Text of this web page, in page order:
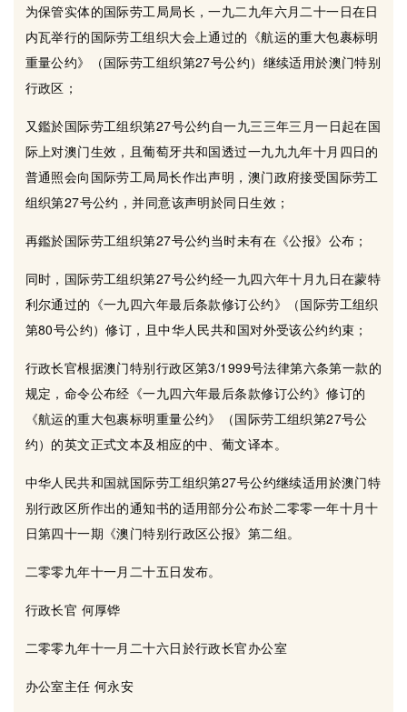
为保管实体的国际劳工局局长，一九二九年六月二十一日在日
内瓦举行的国际劳工组织大会上通过的《航运的重大包裹标明
重量公约》（国际劳工组织第27号公约）继续适用於澳门特别
行政区；
又鑑於国际劳工组织第27号公约自一九三三年三月一日起在国
际上对澳门生效，且葡萄牙共和国透过一九九九年十月四日的
普通照会向国际劳工局局长作出声明，澳门政府接受国际劳工
组织第27号公约，并同意该声明於同日生效；
再鑑於国际劳工组织第27号公约当时未有在《公报》公布；
同时，国际劳工组织第27号公约经一九四六年十月九日在蒙特
利尔通过的《一九四六年最后条款修订公约》（国际劳工组织
第80号公约）修订，且中华人民共和国对外受该公约约束；
行政长官根据澳门特别行政区第3/1999号法律第六条第一款的
规定，命令公布经《一九四六年最后条款修订公约》修订的
《航运的重大包裹标明重量公约》（国际劳工组织第27号公
约）的英文正式文本及相应的中、葡文译本。
中华人民共和国就国际劳工组织第27号公约继续适用於澳门特
别行政区所作出的通知书的适用部分公布於二零零一年十月十
日第四十一期《澳门特别行政区公报》第二组。
二零零九年十一月二十五日发布。
行政长官 何厚铧
二零零九年十一月二十六日於行政长官办公室
办公室主任 何永安